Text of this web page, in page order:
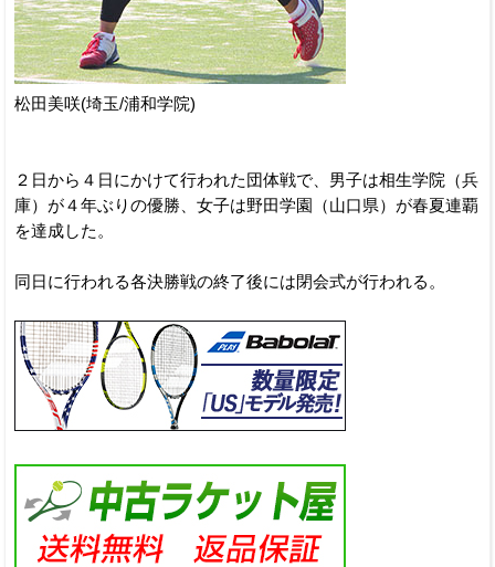
松田美咲(埼玉/浦和学院)
２日から４日にかけて行われた団体戦で、男子は相生学院（兵
庫）が４年ぶりの優勝、女子は野田学園（山口県）が春夏連覇
を達成した。
同日に行われる各決勝戦の終了後には閉会式が行われる。